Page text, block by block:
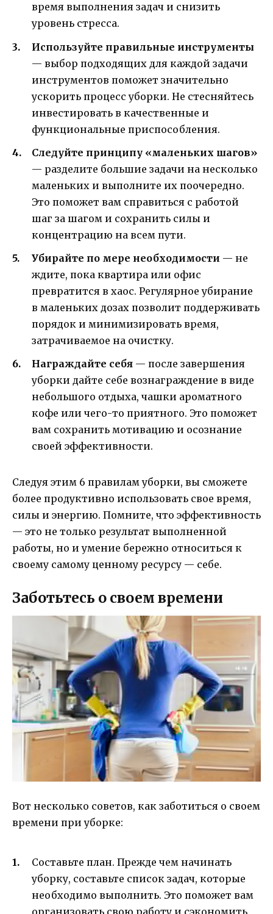
время выполнения задач и снизить
уровень стресса.
Используйте правильные инструменты
— выбор подходящих для каждой задачи
инструментов поможет значительно
ускорить процесс уборки. Не стесняйтесь
инвестировать в качественные и
функциональные приспособления.
Следуйте принципу «маленьких шагов»
— разделите большие задачи на несколько
маленьких и выполните их поочередно.
Это поможет вам справиться с работой
шаг за шагом и сохранить силы и
концентрацию на всем пути.
Убирайте по мере необходимости — не
ждите, пока квартира или офис
превратится в хаос. Регулярное убирание
в маленьких дозах позволит поддерживать
порядок и минимизировать время,
затрачиваемое на очистку.
Награждайте себя — после завершения
уборки дайте себе вознаграждение в виде
небольшого отдыха, чашки ароматного
кофе или чего-то приятного. Это поможет
вам сохранить мотивацию и осознание
своей эффективности.
Следуя этим 6 правилам уборки, вы сможете
более продуктивно использовать свое время,
силы и энергию. Помните, что эффективность
— это не только результат выполненной
работы, но и умение бережно относиться к
своему самому ценному ресурсу — себе.
Заботьтесь о своем времени
Вот несколько советов, как заботиться о своем
времени при уборке:
Составьте план. Прежде чем начинать
уборку, составьте список задач, которые
необходимо выполнить. Это поможет вам